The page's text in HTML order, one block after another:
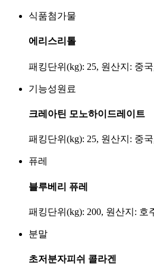
식품첨가물
에리스리톨
패킹단위(kg): 25, 원산지: 중국
기능성원료
크레아틴 모노하이드레이트
패킹단위(kg): 25, 원산지: 중
퓨레
블루베리 퓨레
패킹단위(kg): 200, 원산지: 호
분말
초저분자피쉬 콜라겐